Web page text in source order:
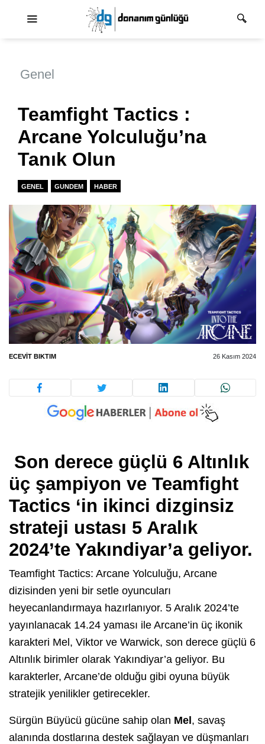
Genel
Teamfight Tactics :
Arcane Yolculuğu’na
Tanık Olun
GENEL GUNDEM HABER
ECEVIT BIKTIM 26 Kasım 2024
Son derece güçlü 6 Altınlık
üç şampiyon ve Teamfight
Tactics ‘in ikinci dizginsiz
strateji ustası 5 Aralık
2024’te Yakındiyar’a geliyor.
Teamfight Tactics: Arcane Yolculuğu, Arcane
dizisinden yeni bir setle oyuncuları
heyecanlandırmaya hazırlanıyor. 5 Aralık 2024’te
yayınlanacak 14.24 yaması ile Arcane’in üç ikonik
karakteri Mel, Viktor ve Warwick, son derece güçlü 6
Altınlık birimler olarak Yakındiyar’a geliyor. Bu
karakterler, Arcane’de olduğu gibi oyuna büyük
stratejik yenilikler getirecekler.
Sürgün Büyücü gücüne sahip olan Mel, savaş
alanında dostlarına destek sağlayan ve düşmanları